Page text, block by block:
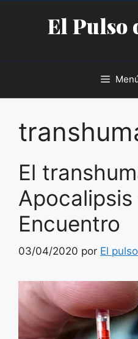
contenidoEl Pulso
El
Encuentro
03/04/2020 por El